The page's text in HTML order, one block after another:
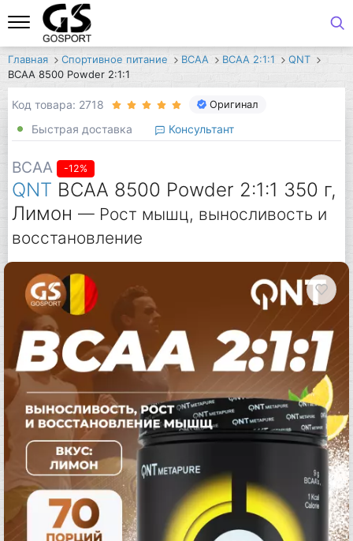
Главная Спортивное питание BCAA BCAA 2:1:1
QNT
BCAA 8500 Powder 2:1:1
Код товара: 2718 Оригинал
Быстрая доставка Консультант
BCAA -12%
QNT BCAA 8500 Powder 2:1:1 350 г,
Лимон — Рост мышц, выносливость и
восстановление